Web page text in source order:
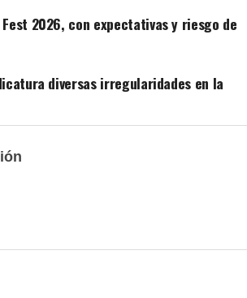
2026, con expectativas y riesgo de
diversas irregularidades en la